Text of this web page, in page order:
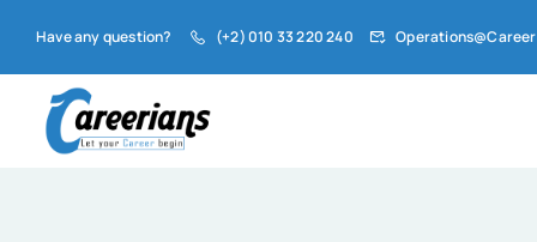
Have any question? (+2) 010 33 220 240